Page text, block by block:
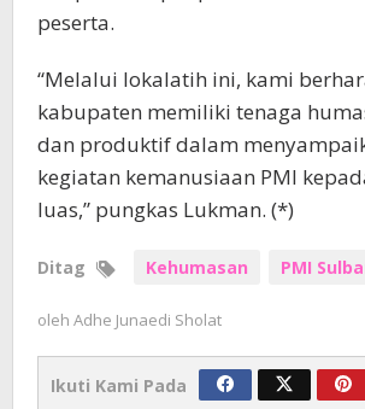
peserta.
“Melalui lokalatih ini, kami
kabupaten memiliki tenaga
dan produktif dalam
kegiatan kemanusiaan PMI
luas,” pungkas Lukman. (*)
Ditag Kehumasan PMI
oleh Adhe Junaedi Sholat
Ikuti Kami Pada